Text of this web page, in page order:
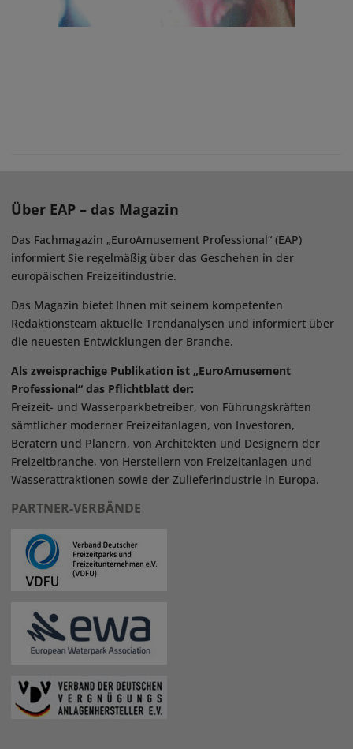
Über EAP – das Magazin
Das Fachmagazin „EuroAmusement Professional“ (EAP)
informiert Sie regelmäßig über das Geschehen in der
europäischen Freizeitindustrie.
Das Magazin bietet Ihnen mit seinem kompetenten
Redaktionsteam aktuelle Trendanalysen und informiert über
die neuesten Entwicklungen der Branche.
Als zweisprachige Publikation ist „EuroAmusement
Professional“ das Pflichtblatt der:
Freizeit- und Wasserparkbetreiber, von Führungskräften
sämtlicher moderner Freizeitanlagen, von Investoren,
Beratern und Planern, von Architekten und Designern der
Freizeitbranche, von Herstellern von Freizeitanlagen und
Wasserattraktionen sowie der Zulieferindustrie in Europa.
PARTNER-VERBÄNDE